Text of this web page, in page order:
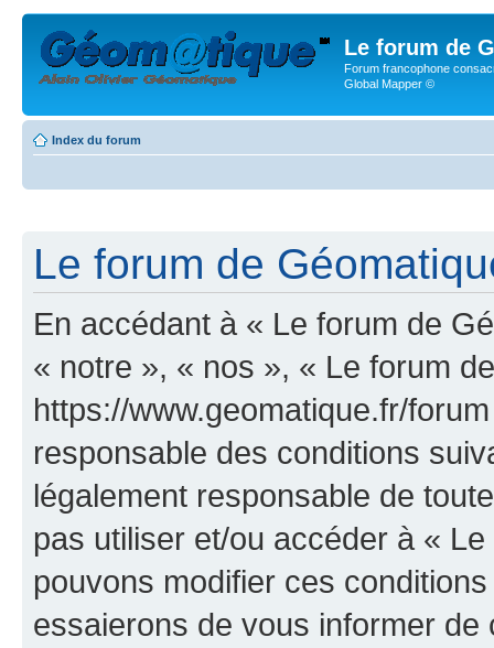
Le forum de
Forum francophone
Global Mapper ©
Index du forum
Le forum de
En accédant à « Le forum de
« notre », « nos », « Le forum
https://www.geomatique.fr/
responsable des conditions
légalement responsable de
pas utiliser et/ou accéder à «
pouvons modifier ces
essaierons de vous informer